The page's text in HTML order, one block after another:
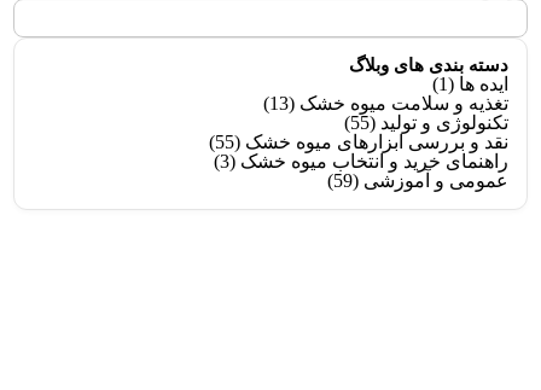
دسته بندی های وبلاگ
ایده ها (1)
تغذیه و سلامت میوه خشک (13)
تکنولوژی و تولید (55)
نقد و بررسی ابزارهای میوه خشک (55)
راهنمای خرید و انتخاب میوه خشک (3)
عمومی و آموزشی (59)